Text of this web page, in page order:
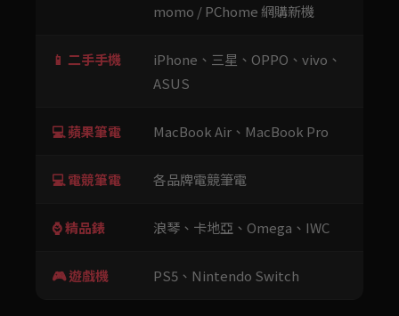
momo / PChome 網購新機
📱 二手手機
iPhone、三星、OPPO、vivo、
ASUS
💻 蘋果筆電 MacBook Air、MacBook Pro
💻 電競筆電 各品牌電競筆電
⌚ 精品錶 浪琴、卡地亞、Omega、IWC
🎮 遊戲機 PS5、Nintendo Switch